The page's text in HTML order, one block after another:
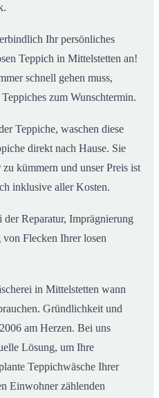
Ihr persönliches
Teppich in Mittelstetten an!
schnell gehen muss,
zum Wunschtermin.
Teppiche, waschen diese
direkt nach Hause. Sie
kümmern und unser Preis ist
inklusive aller Kosten.
Reparatur, Imprägnierung
Flecken Ihrer losen
in Mittelstetten wann
Gründlichkeit und
am Herzen. Bei uns
Lösung, um Ihre
Teppichwäsche Ihrer
Einwohner zählenden